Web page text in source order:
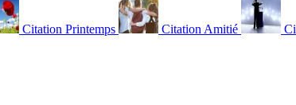
Citation Printemps Citation Amitié